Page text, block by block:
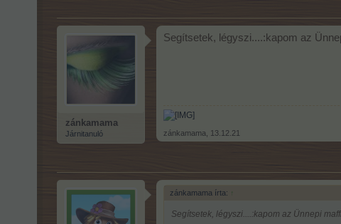
zánkamama
Járnitanuló
Segítsetek, légyszi....:kapom az
zánkamama 13.12.21
zánkamama írta: ↑
Segítsetek, légyszi....:kapom az Ünnepi